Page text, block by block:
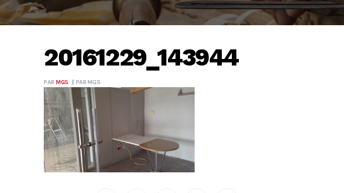
20161229_143944
PAR MGS PARMGS